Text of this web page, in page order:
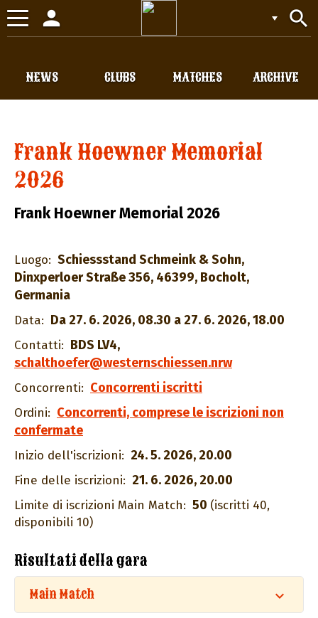
Toggle
navigation
search
person
CLUBS
NEWS MATCHES ARCHIVE
Frank Hoewner Memorial
2026
Frank Hoewner Memorial 2026
Luogo: Schiessstand Schmeink & Sohn,
Dinxperloer Straße 356, 46399, Bocholt,
Germania
Data: Da 27. 6. 2026, 08.30 a 27. 6. 2026, 18.00
Contatti: BDS LV4,
schalthoefer@westernschiessen.nrw
Concorrenti: Concorrenti iscritti
Ordini: Concorrenti, comprese le iscrizioni non
confermate
Inizio dell'iscrizioni: 24. 5. 2026, 20.00
Fine delle iscrizioni: 21. 6. 2026, 20.00
Limite di iscrizioni Main Match: 50 (iscritti 40,
disponibili 10)
Risultati della gara
Main Match